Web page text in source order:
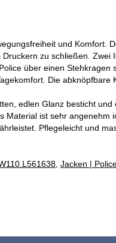
und Komfort.
zu schließen.
über einen
Die
edlen Glanz besticht
ist sehr
Pflegeleicht und
, Jacken |